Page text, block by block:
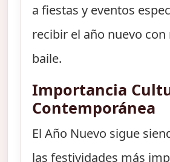
a fiestas y eventos
recibir el año nuevo con
baile.
Importancia
Contemporánea
El Año Nuevo sigue
las festividades más